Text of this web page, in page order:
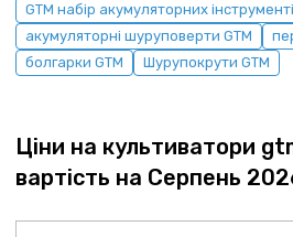
GTM набір акумуляторних
акумуляторні шуруповерти GTM
болгарки GTM
Шурупокрути GTM
Ціни на культиватори
вартість на Серпень